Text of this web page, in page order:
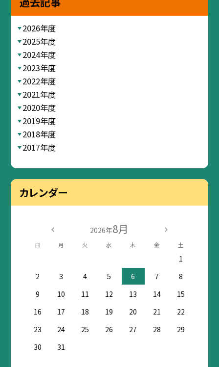
2026年度
2025年度
2024年度
2023年度
2022年度
2021年度
2020年度
2019年度
2018年度
2017年度
カレンダー
2026年8月
日 月 火 水 木 金 土
1
2
3 4 5 6 7
8
9
10 11 12 13 14
15
16
17 18 19 20 21
22
23
24 25 26 27 28
29
30
31